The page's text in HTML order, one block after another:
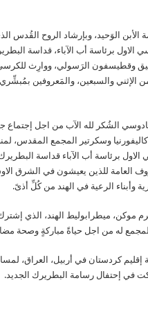
الأبن الوَحيد، وبإرشاد الروح
الاول برئاسة أب الآباء، قداسة
وقطيسفون الرَسولي، ووارِث للكرسي
من الإثني والسبعين، والمَعروفين
الشُكر لله الآب من اجل إجتماع
وسكرتير المجمع المقدس،
الاول برئاسة أب الآباء قداسة
العامة للذين يعيشون في الشرق
وأبناء الرعية في الهند من كُلِّ أذىً.
موكن، ميطرابوليط الهند، الذي
له من اجل حياةً مباركةٍ وصحة
إقليم كردستان في أربيل، العراق،
في إحتفال رسامة البطريرك الجديد.